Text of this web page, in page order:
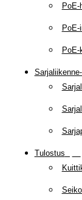
PoE-
Tulostus